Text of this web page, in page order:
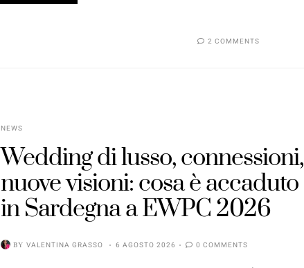
2 COMMENTS
NEWS
Wedding di lusso, connessioni,
nuove visioni: cosa è accaduto
in Sardegna a EWPC 2026
BYVALENTINA GRASSO 6 AGOSTO 2026 0 COMMENTS